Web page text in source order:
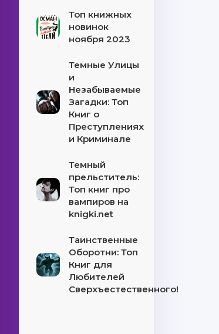
Топ книжных
новинок
ноября 2023
Темные Улицы
и
Незабываемые
Загадки: Топ
Книг о
Преступлениях
и Криминале
Темный
прельститель:
Топ книг про
вампиров на
knigki.net
Таинственные
Оборотни: Топ
Книг для
Любителей
Сверхъестественного!